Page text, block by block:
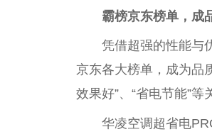
霸榜京东榜单，成
凭借超强的性能与
京东各大榜单，成为品
效果好”、“省电节能”等
华凌空调超省电